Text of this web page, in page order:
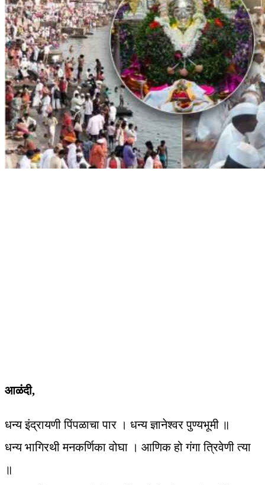
आळंदी,
धन्य इंद्रायणी पिंपळाचा पार । धन्य ज्ञानेश्वर पुण्यभूमी ॥
धन्य भागिरथी मनकर्णिका वोघा । आणिक हो गंगा त्रिवेणी त्या
॥